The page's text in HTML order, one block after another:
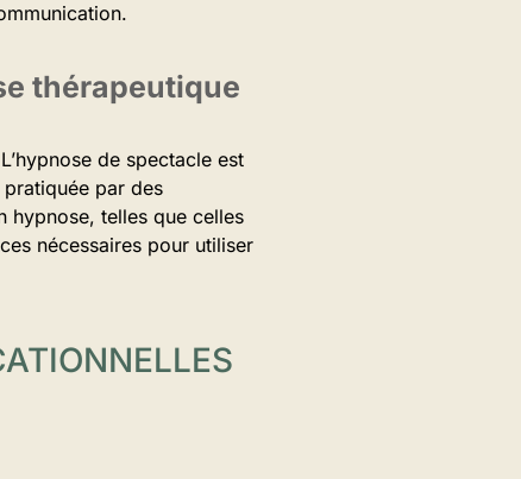
thérapeutique
de spectacle est
par des
hypnose, telles que celles
nécessaires pour utiliser